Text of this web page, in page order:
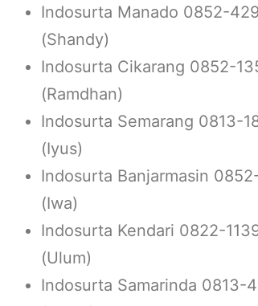
Indosurta Manado 0852-
(Shandy)
Indosurta Cikarang 0852-
(Ramdhan)
Indosurta Semarang 0813-
(Iyus)
Indosurta Banjarmasin
(Iwa)
Indosurta Kendari 0822-
(Ulum)
Indosurta Samarinda 0813-